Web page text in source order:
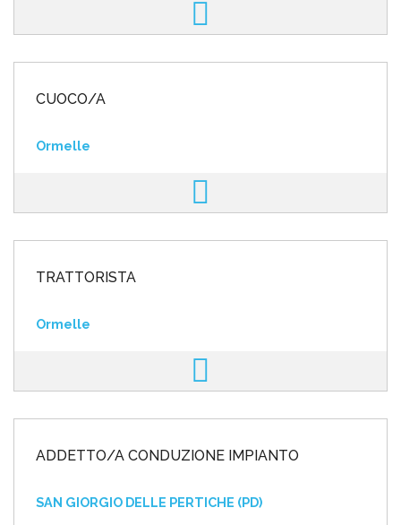
CUOCO/A
Ormelle
TRATTORISTA
Ormelle
ADDETTO/A CONDUZIONE IMPIANTO
SAN GIORGIO DELLE PERTICHE (PD)